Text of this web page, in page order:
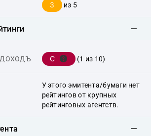
3 из 5
ДОХОДЪ C (1 из 10)
У этого эмитента/бумаги нет
рейтингов от крупных
рейтинговых агентств.